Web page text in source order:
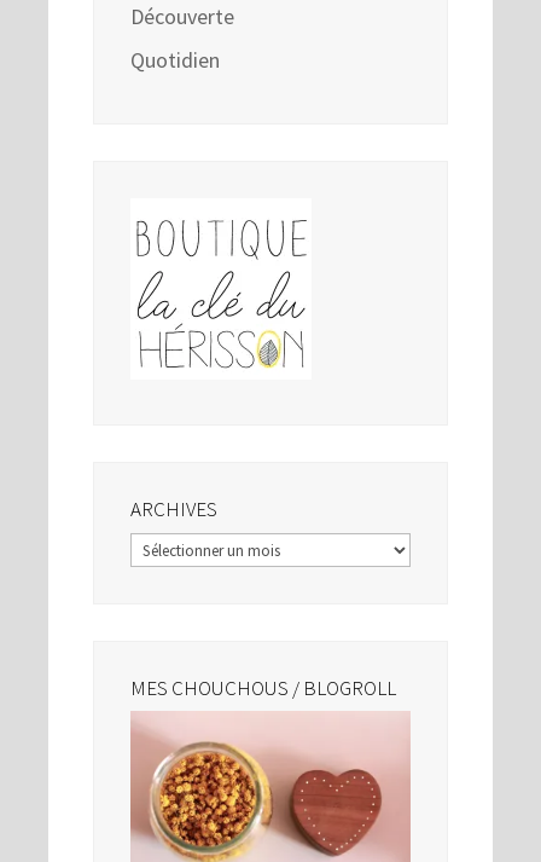
Découverte
Quotidien
ARCHIVES
Archives
MES CHOUCHOUS / BLOGROLL